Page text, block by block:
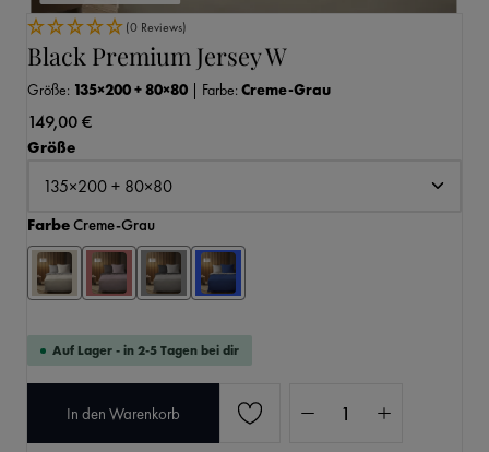
(0 Reviews)
Black Premium Jersey W
Größe: 135×200 + 80×80 | Farbe: Creme-Grau
149,00 €
Größeauswählen
Farbeauswählen
Creme-Grau
Auf Lager - in 2-5 Tagen bei dir
In den Warenkorb